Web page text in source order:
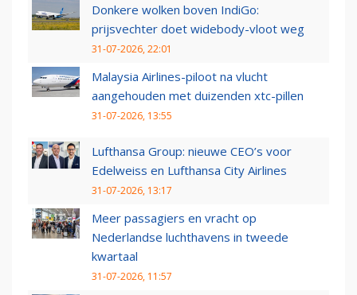
Donkere wolken boven IndiGo:
prijsvechter doet widebody-vloot weg
31-07-2026, 22:01
Malaysia Airlines-piloot na vlucht
aangehouden met duizenden xtc-pillen
31-07-2026, 13:55
Lufthansa Group: nieuwe CEO’s voor
Edelweiss en Lufthansa City Airlines
31-07-2026, 13:17
Meer passagiers en vracht op
Nederlandse luchthavens in tweede
kwartaal
31-07-2026, 11:57